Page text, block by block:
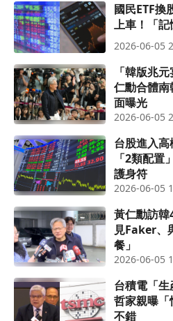
國民ETF換
上車！「
2026-06-05
「韓版兆
仁勳合體
面曝光
2026-06-05
台股進入
「2類配
護身符
2026-06-05
黃仁勳訪
見Faker、
餐」
2026-06-05
台積電「
哲家親曝
不錯